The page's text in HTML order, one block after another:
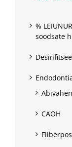
%
soodsate
CAOH